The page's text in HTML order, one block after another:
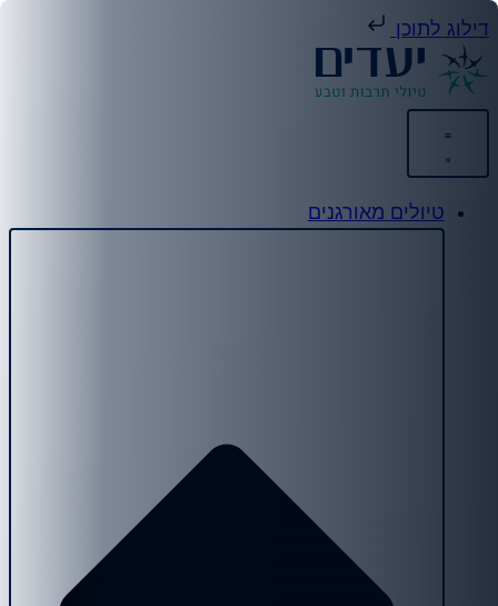
לתוכן
טיולים מאורגנים